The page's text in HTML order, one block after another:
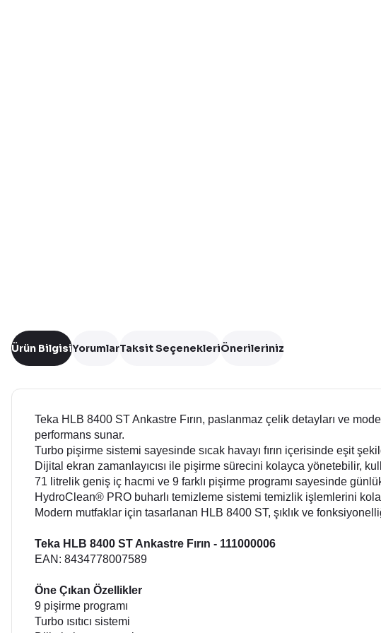
Ürün BilgisiYorumlarTaksit SeçenekleriÖnerileriniz
Teka HLB 8400 ST Ankastre Fırın, paslanmaz çelik detayları ve
performans sunar.
Turbo pişirme sistemi sayesinde sıcak havayı fırın içerisinde eşit
Dijital ekran zamanlayıcısı ile pişirme sürecini kolayca yönetebilir,
71 litrelik geniş iç hacmi ve 9 farklı pişirme programı sayesinde
HydroClean® PRO buharlı temizleme sistemi temizlik işlemlerini
Modern mutfaklar için tasarlanan HLB 8400 ST, şıklık ve
Teka HLB 8400 ST Ankastre Fırın - 111000006
EAN: 8434778007589
Öne Çıkan Özellikler
9 pişirme programı
Turbo ısıtıcı sistemi